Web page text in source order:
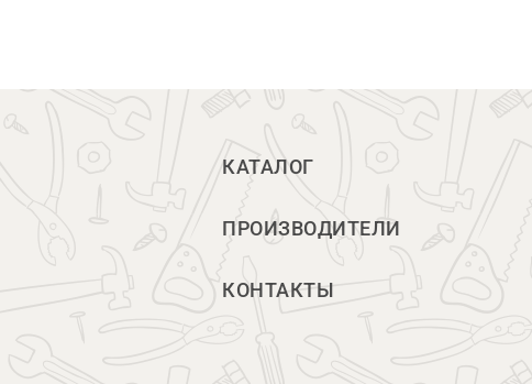
КАТАЛОГ
ПРОИЗВОДИТЕЛИ
КОНТАКТЫ